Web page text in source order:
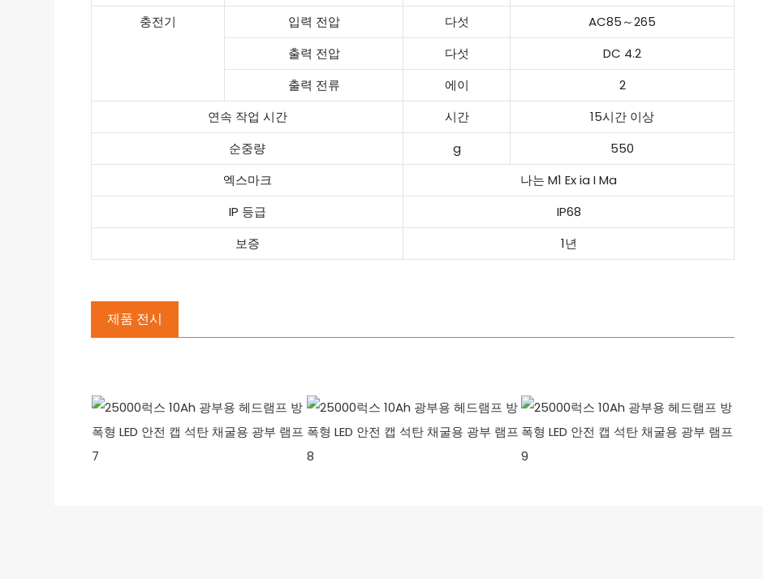
충전기
입력 전압 다섯
AC85～265
출력 전압
다섯
DC 4.2
출력 전류
에이
2
연속 작업 시간
시간
15시간 이상
순중량
g
550
엑스마크
나는 M1 Ex ia I Ma
IP 등급
IP68
보증
1년
제품 전시